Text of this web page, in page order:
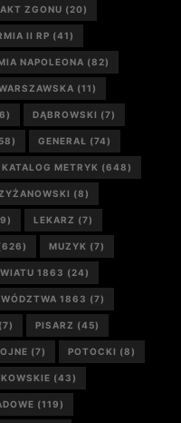
AKT ZGONU (20)
II RP (41)
NAPOLEONA (82)
(11)
DĄBROWSKI (7)
GENERAŁ (74)
KATALOG METRYK (648)
(8)
LEKARZ (7)
MUZYK (7)
1863 (24)
1863 (7)
(7) PISARZ (45)
(7) POTOCKI (8)
(43)
(119)